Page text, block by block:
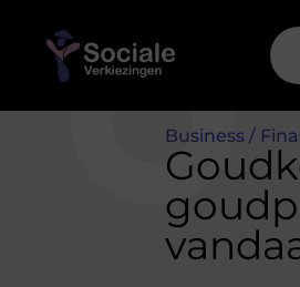
Business /